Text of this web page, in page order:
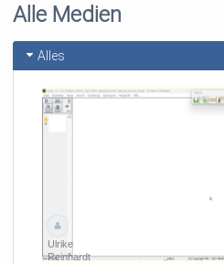
Alle Medien
Alles
Ulrike
Reinhardt